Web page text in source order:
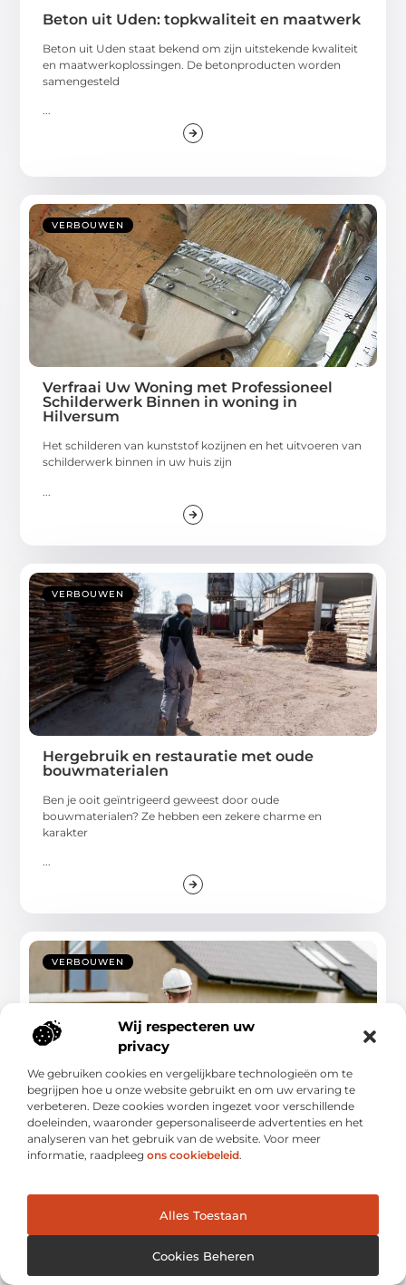
Wij respecteren uw
privacy
We gebruiken cookies en vergelijkbare technologieën om te
begrijpen hoe u onze website gebruikt en om uw ervaring te
verbeteren. Deze cookies worden ingezet voor verschillende
doeleinden, waaronder gepersonaliseerde advertenties en het
analyseren van het gebruik van de website. Voor meer
informatie, raadpleeg ons cookiebeleid.
Alles Toestaan
Cookies Beheren
Beton uit Uden: topkwaliteit en maatwerk
Beton uit Uden staat bekend om zijn uitstekende kwaliteit
en maatwerkoplossingen. De betonproducten worden
samengesteld
...
VERBOUWEN
Verfraai Uw Woning met Professioneel
Schilderwerk Binnen in woning in
Hilversum
Het schilderen van kunststof kozijnen en het uitvoeren van
schilderwerk binnen in uw huis zijn
VERBOUWEN
Hergebruik en restauratie met oude
bouwmaterialen
Ben je ooit geïntrigeerd geweest door oude
bouwmaterialen? Ze hebben een zekere charme en
karakter
...
VERBOUWEN
Het belang van het inhuren van een
professionele aannemer